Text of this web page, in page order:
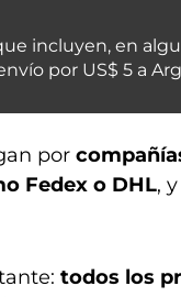
incluyen, en
por US$ 5 a
por
Fedex o DHL,
todos los